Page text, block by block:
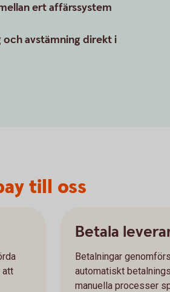
ert affärssystem
avstämning direkt i
till oss
att
Betala
Betalningar
automatiskt
manuella processer